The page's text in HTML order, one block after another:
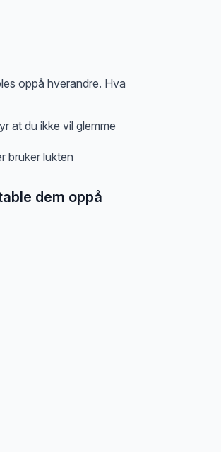
oppå hverandre. Hva
at du ikke vil glemme
bruker lukten
dem oppå